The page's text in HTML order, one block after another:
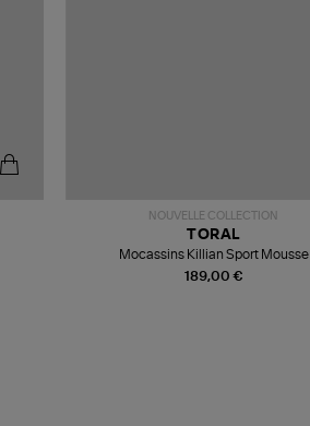
NOUVELLE COLLECTION
189,00 €
TORAL
Mocassins Killian Sport Mousse